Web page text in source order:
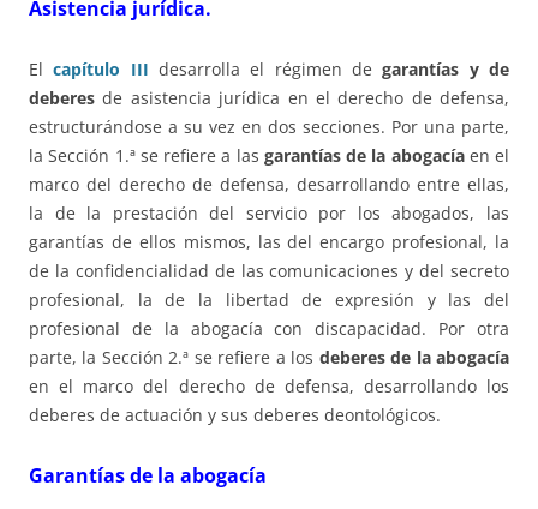
Asistencia jurídica.
Elcapítulo III desarrolla el régimen degarantías y de
deberes de asistencia jurídica en el derecho de defensa,
estructurándose a su vez en dos secciones. Por una parte,
la Sección 1.ª se refiere a las garantías de la abogacíaen el
marco del derecho de defensa, desarrollando entre ellas,
la de la prestación del servicio por los abogados, las
garantías de ellos mismos, las del encargo profesional, la
de la confidencialidad de las comunicaciones y del secreto
profesional, la de la libertad de expresión y las del
profesional de la abogacía con discapacidad. Por otra
parte, la Sección 2.ª se refiere a los deberes de la abogacía
en el marco del derecho de defensa, desarrollando los
deberes de actuación y sus deberes deontológicos.
Garantías de la abogacía